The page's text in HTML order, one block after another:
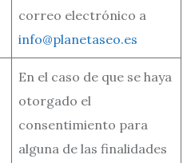
correo electrónico a
info@planetaseo.es
En el caso de que se haya
otorgado el
consentimiento para
alguna de las finalidades